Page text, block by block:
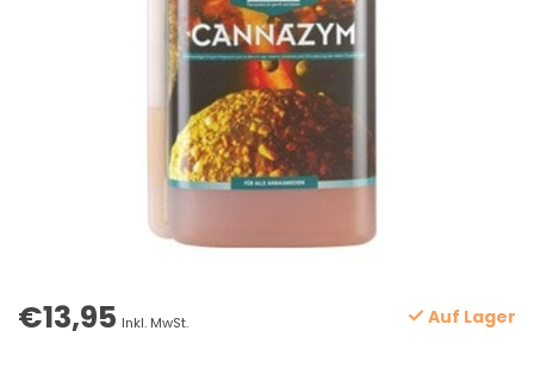
€13,95 Inkl. MwSt. Auf Lager